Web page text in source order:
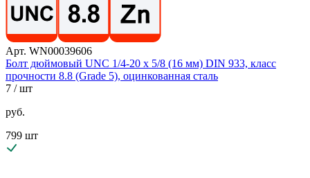
Арт. WN00039606
Болт дюймовый UNC 1/4-20 х 5/8 (16 мм) DIN 933, класс
прочности 8.8 (Grade 5), оцинкованная сталь
7 / шт
руб.
799 шт